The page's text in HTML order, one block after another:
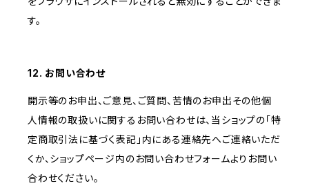
す。
12. お問い合わせ
開示等のお申出、ご意見、ご質問、苦情のお申出その他個
人情報の取扱いに関するお問い合わせは、当ショップの「特
定商取引法に基づく表記」内にある連絡先へご連絡いただ
くか、ショップページ内のお問い合わせフォームよりお問い
合わせください。